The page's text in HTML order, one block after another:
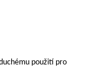
použití pro